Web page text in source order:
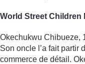
World Street Children
Okechukwu Chibueze,
Son oncle l’a fait partir
commerce de détail.